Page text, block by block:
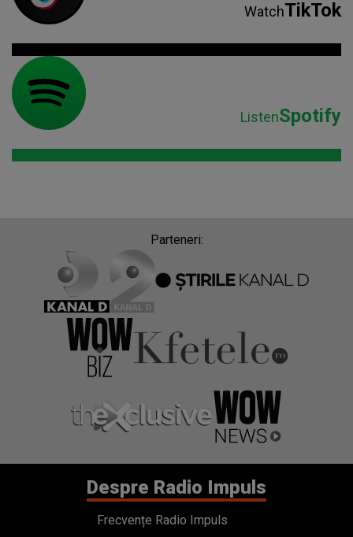
WatchTikTok
ListenSpotify
Parteneri:
Despre Radio Impuls
Frecvențe Radio Impuls